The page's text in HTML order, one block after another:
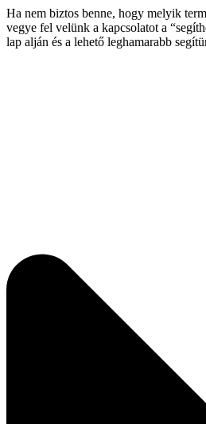
Ha nem biztos benne, hogy melyik
vegye fel velünk a kapcsolatot a
lap alján és a lehető leghamarabb